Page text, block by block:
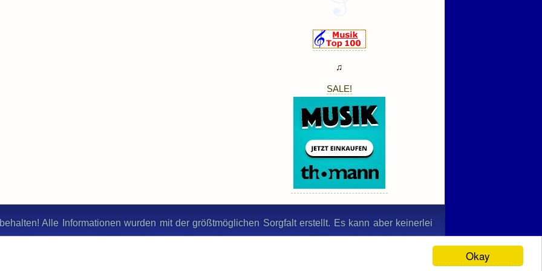
Okay
♫
SALE!
Alle Informationen wurden mit der größtmöglichen Sorgfalt erstellt. Es kann aber keinerlei
und Vollständigkeit der Informationen übernommen werden. Bildernachweis: © nabihaali